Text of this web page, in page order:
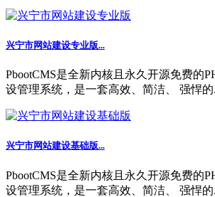
兴宁市网站建设专业版...
PbootCMS是全新内核且永久开源免费的
设管理系统，是一套高效、简洁、 强悍的
兴宁市网站建设基础版...
PbootCMS是全新内核且永久开源免费的
设管理系统，是一套高效、简洁、 强悍的